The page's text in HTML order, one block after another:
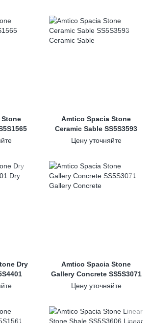
Amtico Spacia Stone
Ceramic Sable SS5S3593
Цену уточняйте
Dry
Amtico Spacia Stone
Gallery Concrete SS5S3071
Цену уточняйте